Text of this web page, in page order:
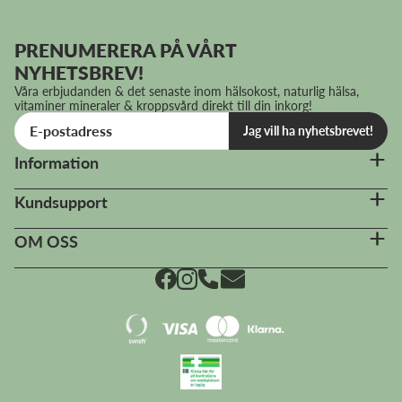
PRENUMERERA PÅ VÅRT
NYHETSBREV!
Våra erbjudanden & det senaste inom hälsokost, naturlig hälsa,
vitaminer mineraler & kroppsvård direkt till din inkorg!
Jag vill ha nyhetsbrevet!
Information
Kundsupport
OM OSS